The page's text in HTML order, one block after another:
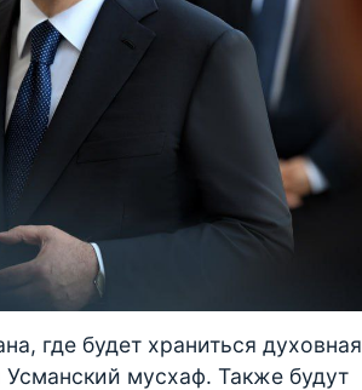
где будет храниться духовная
мусхаф. Также будут